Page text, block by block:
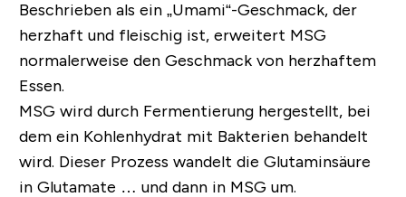
Beschrieben als ein „Umami“-Geschmack, der
herzhaft und fleischig ist, erweitert MSG
normalerweise den Geschmack von herzhaftem
Essen.
MSG wird durch Fermentierung hergestellt, bei
dem ein Kohlenhydrat mit Bakterien behandelt
wird. Dieser Prozess wandelt die Glutaminsäure
in Glutamate … und dann in MSG um.